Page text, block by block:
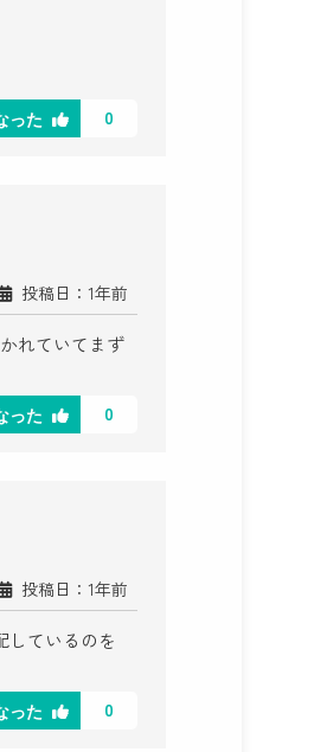
った 0
投稿日：1年前
れていてまず
った 0
投稿日：1年前
しているのを
った 0